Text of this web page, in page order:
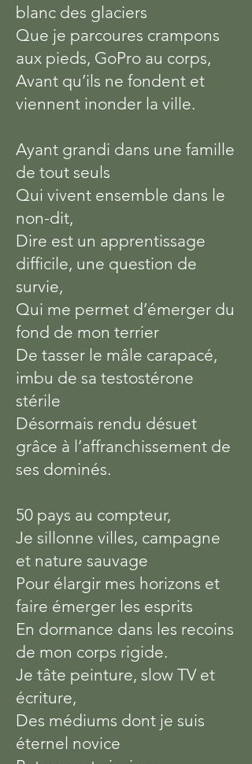
blanc des glaciers
Que je parcoures crampons
aux pieds, GoPro au corps,
Avant qu’ils ne fondent et
viennent inonder la ville.
Ayant grandi dans une famille
de tout seuls
Qui vivent ensemble dans le
non-dit,
Dire est un apprentissage
difficile, une question de
survie,
Qui me permet d’émerger du
fond de mon terrier
De tasser le mâle carapacé,
imbu de sa testostérone
stérile
Désormais rendu désuet
grâce à l’affranchissement de
ses dominés.
50 pays au compteur,
Je sillonne villes, campagne
et nature sauvage
Pour élargir mes horizons et
faire émerger les esprits
En dormance dans les recoins
de mon corps rigide.
Je tâte peinture, slow TV et
écriture,
Des médiums dont je suis
éternel novice